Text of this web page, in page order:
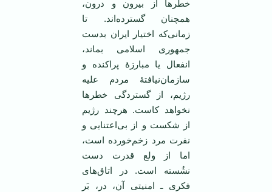
خطرها از بیرون و درون،
همچنان گسترده‌اند. تا
زمانی‌که اختیار ایران بدست
جمهوری اسلامی‌ بماند،
انفعال یا مبارزۀ پراکنده و
سازمان‌نیافتۀ مردم علیه
رژیم، از گستردگی خطرها
نخواهد کاست. هرچند رژیم
از شکست و از بی‌اعتنایی و
نفرت مرد زخم‌خورده است،
اما از ولع قدرت دست
نشُسته است. در اتاق‌های
فکری ـ امنیتی‌ آن، در، بَر